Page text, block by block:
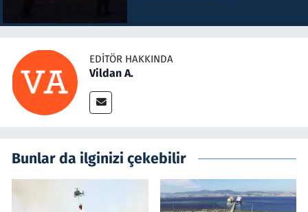
EDITÖR HAKKINDA
Vildan A.
Bunlar da ilginizi çekebilir